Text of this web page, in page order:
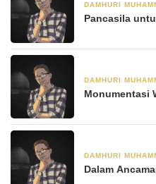
DAMHURI
Pancasila
DAMHURI
Monumentasi
DAMHURI
Dalam